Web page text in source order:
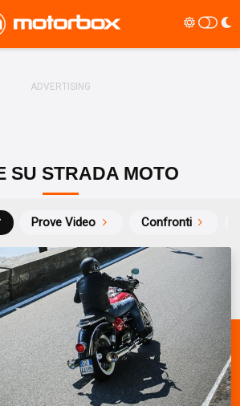
SU STRADA MOTO
Prove Video Confronti